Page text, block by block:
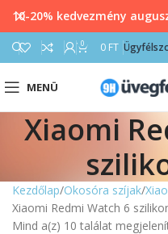
0 0 FT
MENÜ
Xiaomi
Kezdőlap Okosóra szíjak
Xiaomi Redmi Watch 6
Mind a(z) 10 találat
10-20% kedvezmény